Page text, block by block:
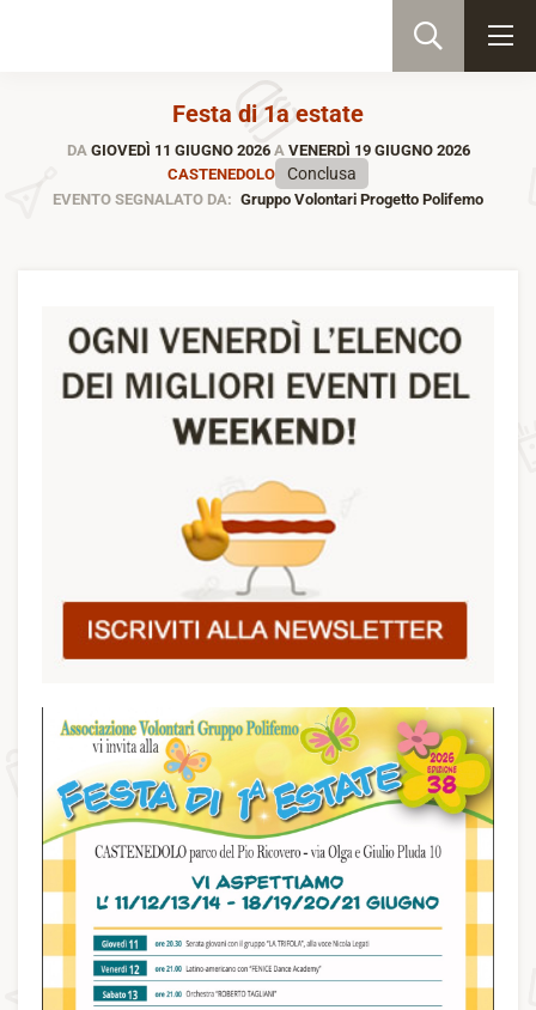
Festa di 1a estate
DAGIOVEDÌ 11 GIUGNO 2026 AVENERDÌ 19 GIUGNO 2026
CASTENEDOLO
Conclusa
EVENTO SEGNALATO DA: Gruppo Volontari Progetto Polifemo